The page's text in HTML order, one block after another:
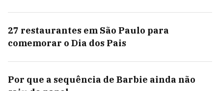
27 restaurantes em São Paulo para
comemorar o Dia dos Pais
Por que a sequência de Barbie ainda não